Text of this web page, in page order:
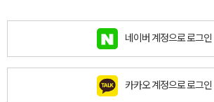
네이버 계정으로 로그인
카카오 계정으로 로그인